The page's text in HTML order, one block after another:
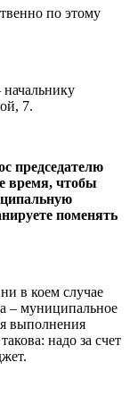
по этому
7.
председателю
время, чтобы
поменять
в коем случае
– муниципальное
выполнения
надо за счет